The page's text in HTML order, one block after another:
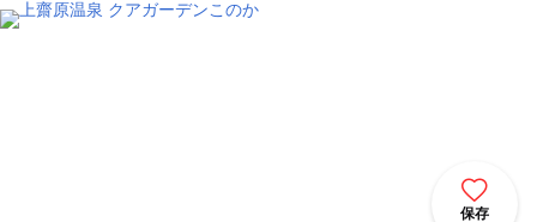
保存